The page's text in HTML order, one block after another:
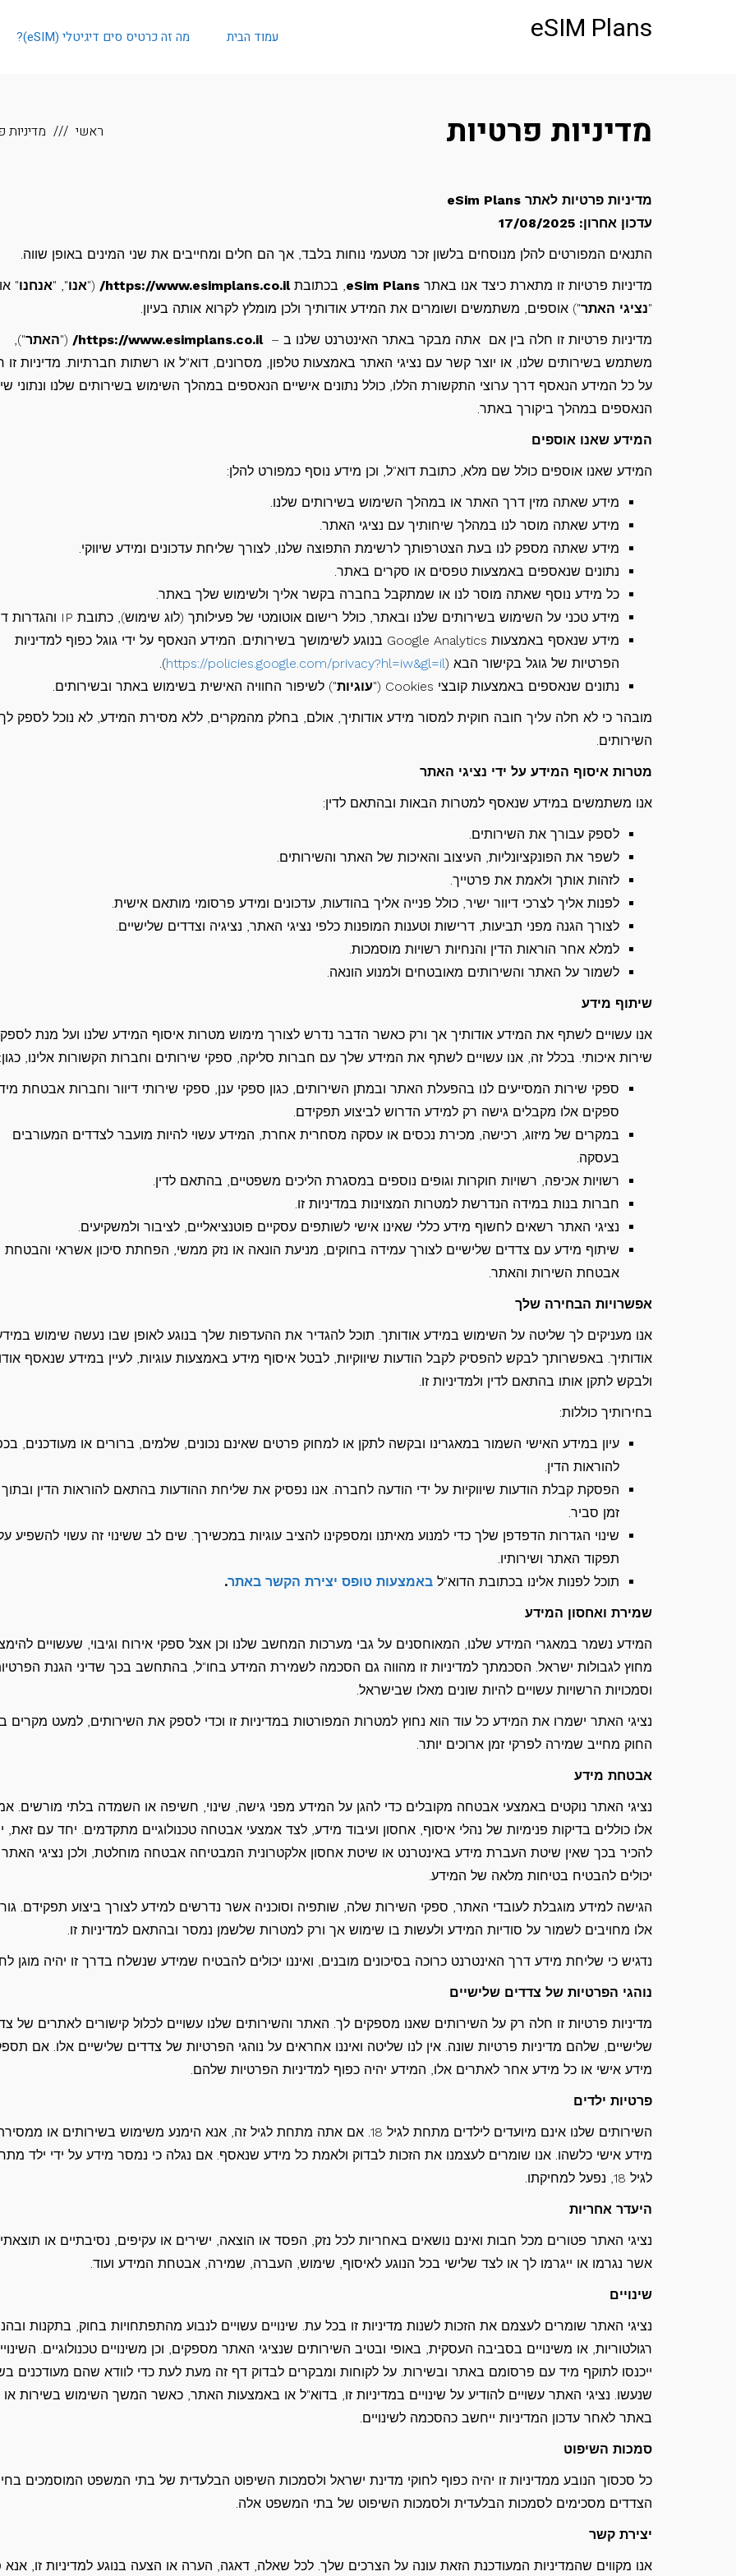
eSIM Plans עמוד הבית מה זה כרטיס סים דיגיטלי (eSIM)?
ראשי מדיניות מדיניות פרטיות
מדיניות פרטיות לאתר eSim Plans
עדכון אחרון: 17/08/2025
התנאים המפורטים להלן מנוסחים בלשון זכר מטעמי נוחות בלבד, אך הם חלים ומחייבים את שני המינים באופן שווה.
מדיניות פרטיות זו מתארת כיצד אנו באתר eSim Plans, בכתובתhttps://www.esimplans.co.il/
("אנו", "אנחנו" או
"נציגי האתר") אוספים, משתמשים ושומרים את המידע אודותיך ולכן מומלץ לקרוא אותה בעיון.
מדיניות פרטיות זו חלה בין אם אתה מבקר באתר האינטרנט שלנו ב –https://www.esimplans.co.il/
("האתר"),
משתמש בשירותים שלנו, או יוצר קשר עם נציגי האתר באמצעות טלפון, מסרונים, דוא"ל או רשתות חברתיות. מדיניות זו
על כל המידע הנאסף דרך ערוצי התקשורת הללו, כולל נתונים אישיים הנאספים במהלך השימוש בשירותים שלנו ונתוני
הנאספים במהלך ביקורך באתר.
המידע שאנו אוספים
המידע שאנו אוספים כולל שם מלא, כתובת דוא"ל, וכן מידע נוסף כמפורט להלן:
מידע שאתה מזין דרך האתר או במהלך השימוש בשירותים שלנו.
מידע שאתה מוסר לנו במהלך שיחותיך עם נציגי האתר.
מידע שאתה מספק לנו בעת הצטרפותך לרשימת התפוצה שלנו, לצורך שליחת עדכונים ומידע שיווקי.
נתונים שנאספים באמצעות טפסים או סקרים באתר.
כל מידע נוסף שאתה מוסר לנו או שמתקבל בחברה בקשר אליך ולשימוש שלך באתר.
מידע טכני על השימוש בשירותים שלנו ובאתר, כולל רישום אוטומטי של פעילותך (לוג שימוש), כתובת IP והגדרות דפדפן.
מידע שנאסף באמצעות Google Analytics בנוגע לשימושך בשירותים. המידע הנאסף על ידי גוגל כפוף למדיניות
הפרטיות של גוגל בקישור הבא (https://policies.google.com/privacy?hl=iw&gl=il
).
נתונים שנאספים באמצעות קובצי Cookies ("
עוגיות") לשיפור החוויה האישית בשימוש באתר ובשירותים.
מובהר כי לא חלה עליך חובה חוקית למסור מידע אודותיך, אולם, בחלק מהמקרים, ללא מסירת המידע, לא נוכל לספק
השירותים.
מטרות איסוף המידע על ידי נציגי האתר
אנו משתמשים במידע שנאסף למטרות הבאות ובהתאם לדין:
לספק עבורך את השירותים.
לשפר את הפונקציונליות, העיצוב והאיכות של האתר והשירותים.
לזהות אותך ולאמת את פרטייך.
לפנות אליך לצרכי דיוור ישיר, כולל פנייה אליך בהודעות, עדכונים ומידע פרסומי מותאם אישית.
לצורך הגנה מפני תביעות, דרישות וטענות המופנות כלפי נציגי האתר, נציגיה וצדדים שלישיים.
למלא אחר הוראות הדין והנחיות רשויות מוסמכות.
לשמור על האתר והשירותים מאובטחים ולמנוע הונאה.
שיתוף מידע
אנו עשויים לשתף את המידע אודותיך אך ורק כאשר הדבר נדרש לצורך מימוש מטרות איסוף המידע שלנו ועל מנת
שירות איכותי. בכלל זה, אנו עשויים לשתף את המידע שלך עם חברות סליקה, ספקי שירותים וחברות הקשורות אלינו, כגון:
ספקי שירות המסייעים לנו בהפעלת האתר ובמתן השירותים, כגון ספקי ענן, ספקי שירותי דיוור וחברות אבטחת
ספקים אלו מקבלים גישה רק למידע הדרוש לביצוע תפקידם.
במקרים של מיזוג, רכישה, מכירת נכסים או עסקה מסחרית אחרת, המידע עשוי להיות מועבר לצדדים המעורבים
בעסקה.
רשויות אכיפה, רשויות חוקרות וגופים נוספים במסגרת הליכים משפטיים, בהתאם לדין.
חברות בנות במידה הנדרשת למטרות המצוינות במדיניות זו.
נציגי האתר רשאים לחשוף מידע כללי שאינו אישי לשותפים עסקיים פוטנציאליים, לציבור ולמשקיעים.
שיתוף מידע עם צדדים שלישיים לצורך עמידה בחוקים, מניעת הונאה או נזק ממשי, הפחתת סיכון אשראי והבטחת
אבטחת השירות והאתר.
אפשרויות הבחירה שלך
אנו מעניקים לך שליטה על השימוש במידע אודותך. תוכל להגדיר את ההעדפות שלך בנוגע לאופן שבו נעשה שימוש
אודותיך. באפשרותך לבקש להפסיק לקבל הודעות שיווקיות, לבטל איסוף מידע באמצעות עוגיות, לעיין במידע שנאסף
ולבקש לתקן אותו בהתאם לדין ולמדיניות זו.
בחירותיך כוללות:
עיון במידע האישי השמור במאגרינו ובקשה לתקן או למחוק פרטים שאינם נכונים, שלמים, ברורים או מעודכנים,
להוראות הדין.
הפסקת קבלת הודעות שיווקיות על ידי הודעה לחברה. אנו נפסיק את שליחת ההודעות בהתאם להוראות הדין
זמן סביר.
שינוי הגדרות הדפדפן שלך כדי למנוע מאיתנו ומספקינו להציב עוגיות במכשירך. שים לב ששינוי זה עשוי להשפיע
תפקוד האתר ושירותיו.
תוכל לפנות אלינו בכתובת הדוא"ל באמצעות טופס יצירת הקשר באתר.
שמירת ואחסון המידע
המידע נשמר במאגרי המידע שלנו, המאוחסנים על גבי מערכות המחשב שלנו וכן אצל ספקי אירוח וגיבוי, שעשויים
מחוץ לגבולות ישראל. הסכמתך למדיניות זו מהווה גם הסכמה לשמירת המידע בחו"ל, בהתחשב בכך שדיני הגנת
וסמכויות הרשויות עשויים להיות שונים מאלו שבישראל.
נציגי האתר ישמרו את המידע כל עוד הוא נחוץ למטרות המפורטות במדיניות זו וכדי לספק את השירותים, למעט מקרים
החוק מחייב שמירה לפרקי זמן ארוכים יותר.
אבטחת מידע
נציגי האתר נוקטים באמצעי אבטחה מקובלים כדי להגן על המידע מפני גישה, שינוי, חשיפה או השמדה בלתי מורשים.
אלו כוללים בדיקות פנימיות של נהלי איסוף, אחסון ועיבוד מידע, לצד אמצעי אבטחה טכנולוגיים מתקדמים. יחד עם זאת,
להכיר בכך שאין שיטת העברת מידע באינטרנט או שיטת אחסון אלקטרונית המבטיחה אבטחה מוחלטת, ולכן נציגי האתר
יכולים להבטיח בטיחות מלאה של המידע.
הגישה למידע מוגבלת לעובדי האתר, ספקי השירות שלה, שותפיה וסוכניה אשר נדרשים למידע לצורך ביצוע תפקידם.
אלו מחויבים לשמור על סודיות המידע ולעשות בו שימוש אך ורק למטרות שלשמן נמסר ובהתאם למדיניות זו.
נדגיש כי שליחת מידע דרך האינטרנט כרוכה בסיכונים מובנים, ואיננו יכולים להבטיח שמידע שנשלח בדרך זו יהיה מוגן
נוהגי הפרטיות של צדדים שלישיים
מדיניות פרטיות זו חלה רק על השירותים שאנו מספקים לך. האתר והשירותים שלנו עשויים לכלול קישורים לאתרים של
שלישיים, שלהם מדיניות פרטיות שונה. אין לנו שליטה ואיננו אחראים על נוהגי הפרטיות של צדדים שלישיים אלו. אם
מידע אישי או כל מידע אחר לאתרים אלו, המידע יהיה כפוף למדיניות הפרטיות שלהם.
פרטיות ילדים
השירותים שלנו אינם מיועדים לילדים מתחת לגיל 18. אם אתה מתחת לגיל זה, אנא הימנע משימוש בשירותים או
מידע אישי כלשהו. אנו שומרים לעצמנו את הזכות לבדוק ולאמת כל מידע שנאסף. אם נגלה כי נמסר מידע על ידי ילד
לגיל 18, נפעל למחיקתו.
היעדר אחריות
נציגי האתר פטורים מכל חבות ואינם נושאים באחריות לכל נזק, הפסד או הוצאה, ישירים או עקיפים, נסיבתיים או
אשר נגרמו או ייגרמו לך או לצד שלישי בכל הנוגע לאיסוף, שימוש, העברה, שמירה, אבטחת המידע ועוד.
שינויים
נציגי האתר שומרים לעצמם את הזכות לשנות מדיניות זו בכל עת. שינויים עשויים לנבוע מהתפתחויות בחוק, בתקנות
רגולטוריות, או משינויים בסביבה העסקית, באופי ובטיב השירותים שנציגי האתר מספקים, וכן משינויים טכנולוגיים.
ייכנסו לתוקף מיד עם פרסומם באתר ובשירות. על לקוחות ומבקרים לבדוק דף זה מעת לעת כדי לוודא שהם מעודכנים
שנעשו. נציגי האתר עשויים להודיע על שינויים במדיניות זו, בדוא"ל או באמצעות האתר, כאשר המשך השימוש בשירות או
באתר לאחר עדכון המדיניות ייחשב כהסכמה לשינויים.
סמכות השיפוט
כל סכסוך הנובע ממדיניות זו יהיה כפוף לחוקי מדינת ישראל ולסמכות השיפוט הבלעדית של בתי המשפט המוסמכים
הצדדים מסכימים לסמכות הבלעדית ולסמכות השיפוט של בתי המשפט אלה.
יצירת קשר
אנו מקווים שהמדיניות המעודכנת הזאת עונה על הצרכים שלך. לכל שאלה, דאגה, הערה או הצעה בנוגע למדיניות זו, אנא